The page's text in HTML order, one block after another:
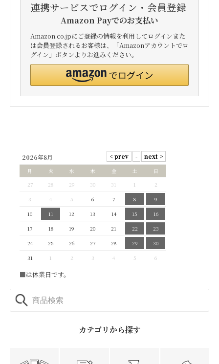
連携サービスでログイン・会員登録
Amazon Payでのお支払い
Amazon.co.jpにご登録の情報を利用してログインまた
は会員登録されるお客様は、「Amazonアカウントでロ
グイン」ボタンよりお進みください。
2026年8月
月 火 水 木 金 土
日
27
28 29 30 31 1
2
3
4 5 6 7 8
9
10
11 12 13 14 15
16
17
18 19 20 21 22
23
24
25 26 27 28 29
30
31
1 2 3 4 5 6
■は休業日です。
カテゴリから探す